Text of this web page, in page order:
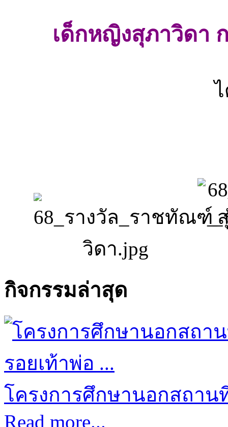
เด็กหญิงสุภาวิดา
กิจกรรมล่าสุด
โครงการศึกษานอกสถาน
Read more...